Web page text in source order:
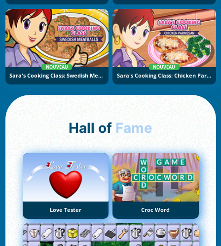
NOUVEAU
Sara's Cooking Class: Swedish Meatballs
NOUVEAU
Sara's Cooking Class: Chicken Parmesan
Hall of Fame
Love Tester Croc Word